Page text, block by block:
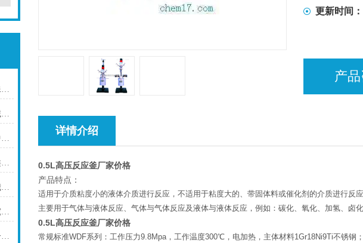
实验室高温高压釜是如何模拟特殊环境下化学反应的?
实验室高温高压釜在多个科研领域中发挥着重要作用
高温高压反应釜是现代化学工程中不可少的核心装备
加氢高压反应釜可以适用于多种类型的加氢反应
加氢高压反应釜的这些知识值得我们学习
实验室高温高压釜在现代科学研究中的重要性
实验室高温高压釜的核心技术之一是其密封技术
更新时间：
产
详情介绍
0.5L高压反应釜厂家价格
产品特点：
适用于介质粘度小的液体介质进行反应，不适用于粘度大的、带固体料或催化剂的介质进行反应
主要用于气体与液体反应、气体与气体反应及液体与液体反应，例如：碳化、氧化、加氢、卤化
0.5L高压反应釜厂家价格
常规标准WDF系列：工作压力9.8Mpa，工作温度300℃，电加热，主体材料1Gr18Ni9Ti不锈